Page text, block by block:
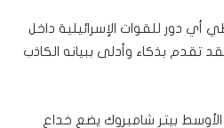
أي دور للقوات الإسرائيلية داخل
تقدم بذكاء وأدلى ببيانه الكاذب
بيتر شامبروك يضع خداع